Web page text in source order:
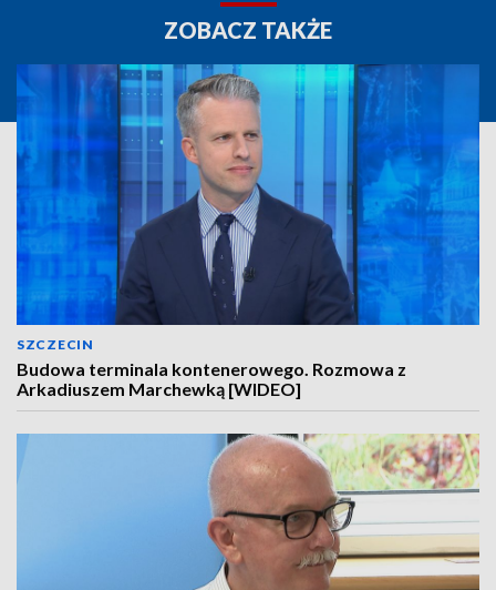
ZOBACZ TAKŻE
SZCZECIN
Budowa terminala kontenerowego. Rozmowa z
Arkadiuszem Marchewką [WIDEO]